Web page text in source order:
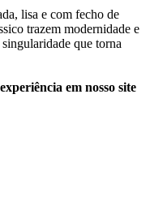
lisa e com fecho de
trazem modernidade e
que torna
em nosso site